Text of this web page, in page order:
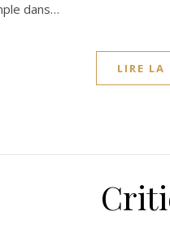
dans…
LIRE LA